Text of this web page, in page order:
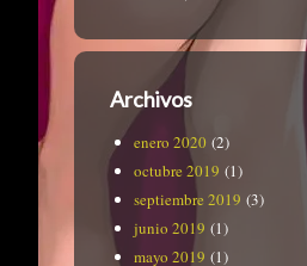
Archivos
enero 2020 (2)
octubre 2019 (1)
septiembre 2019 (3)
junio 2019 (1)
mayo 2019 (1)